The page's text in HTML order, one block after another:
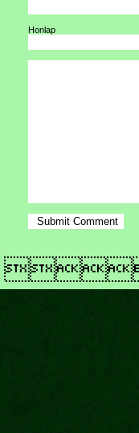
Honlap